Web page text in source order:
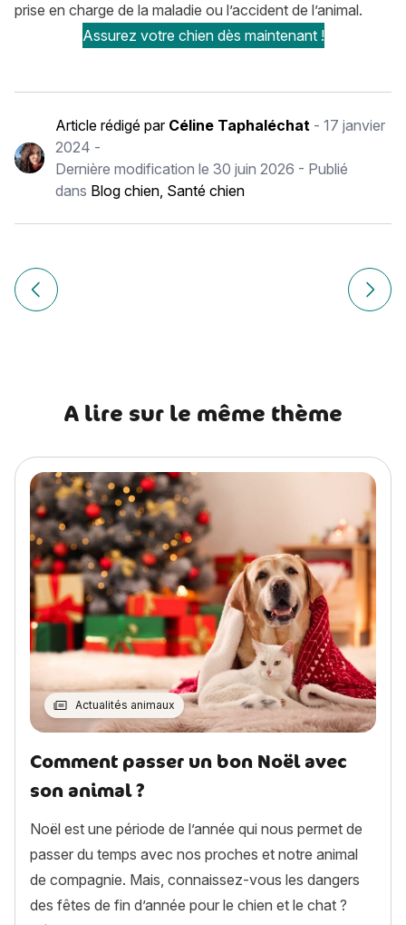
prise en charge de la maladie ou l’accident de l’animal.
Assurez votre chien dès maintenant !
Article rédigé par Céline Taphaléchat -17 janvier
2024 -
Dernière modification le30 juin 2026 - Publié
dans Blog chien, Santé chien
Navigation
de
Article précédent Assurance chat d’extérieur : comment
Article
A lire sur le même thème
Actualités animaux
Comment passer un bon Noël avec
son animal ?
Noël est une période de l’année qui nous permet de
passer du temps avec nos proches et notre animal
de compagnie. Mais, connaissez-vous les dangers
des fêtes de fin d’année pour le chien et le chat ?